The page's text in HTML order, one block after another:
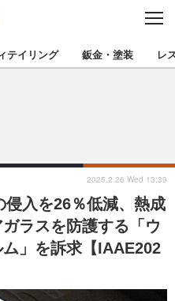
C
S
E
プロショップを地域から探す
北陸
関西
四国
沖縄
テイリング 鈑金・塗装 レ
入を26％低減、熱成
ラスを防護する「ウ
」を訴求【IAAE202
2025.2.26 Wed 13:39